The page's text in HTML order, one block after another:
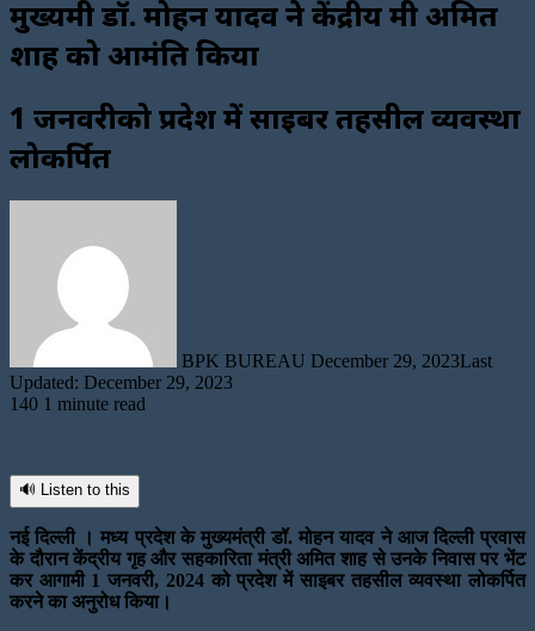
मुख्यमंत्री डॉ. मोहन यादव ने केंद्रीय मंत्री अमित
शाह को आमंत्रित किया
1 जनवरीको प्रदेश में साइबर तहसील व्यवस्था
लोकर्पित
BPK BUREAU December 29, 2023Last
Updated: December 29, 2023
140 1 minute read
🔊 Listen to this
नई दिल्ली । मध्य प्रदेश के मुख्यमंत्री डॉ. मोहन यादव ने आज दिल्ली प्रवास
के दौरान केंद्रीय गृह और सहकारिता मंत्री अमित शाह से उनके निवास पर भेंट
कर आगामी 1 जनवरी, 2024 को प्रदेश में साइबर तहसील व्यवस्था लोकर्पित
करने का अनुरोध किया।